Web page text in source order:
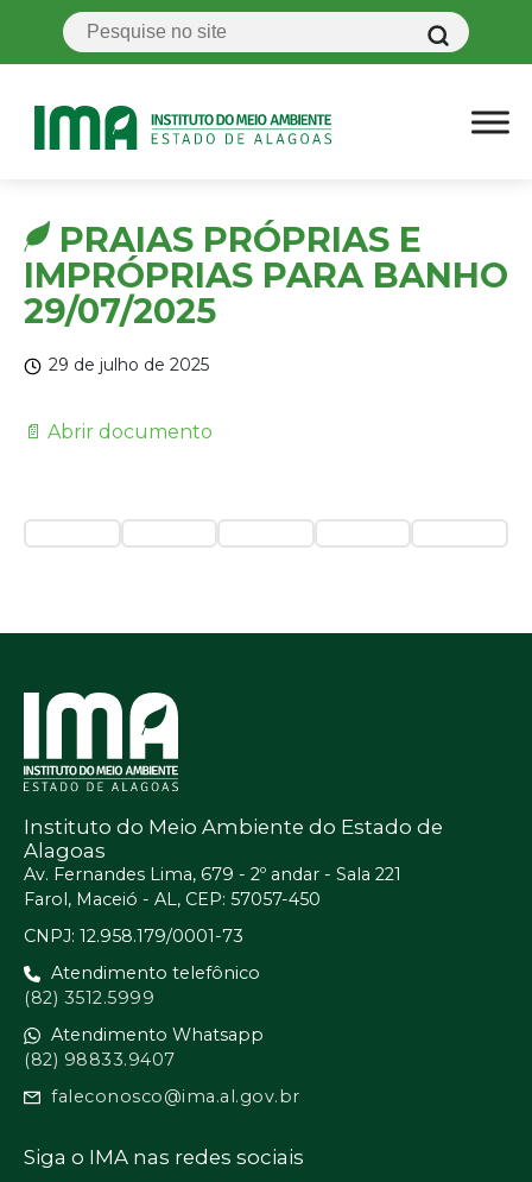
PRAIAS PRÓPRIAS E
IMPRÓPRIAS PARA BANHO
29/07/2025
29 de julho de 2025
📄 Abrir documento
Instituto do Meio Ambiente do Estado de
Alagoas
Av. Fernandes Lima, 679 - 2º andar - Sala 221
Farol, Maceió - AL, CEP: 57057-450
CNPJ: 12.958.179/0001-73
Atendimento telefônico
(82) 3512.5999
Atendimento Whatsapp
(82) 98833.9407
faleconosco@ima.al.gov.br
Siga o IMA nas redes sociais